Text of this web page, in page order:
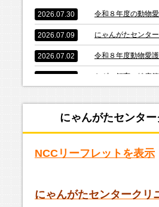
2026.07.30 令和８年度の動物
2026.07.09 にゃんがたセンタ
2026.07.02 令和８年度動物愛
ヤギの飼育・健康
2026.04.18 １日何頭手術すれ
2026.01.29 にゃんがたセンタ
2025.04.17 ペット葬祭センタ
にゃんがたセンタ
NCCリーフレットを表示
にゃんがたセンタークリ